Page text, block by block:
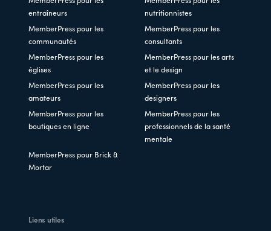
entraîneurs
nutritionnistes
MemberPress pour les
communautés
MemberPress pour les
consultants
MemberPress pour les
églises
MemberPress pour les arts
et le design
MemberPress pour les
amateurs
MemberPress pour les
designers
MemberPress pour les
boutiques en ligne
MemberPress pour les
professionnels de la santé
mentale
MemberPress pour Brick &
Mortar
Liens utiles